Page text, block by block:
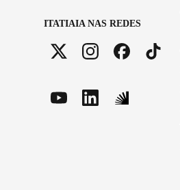
ITATIAIA NAS REDES